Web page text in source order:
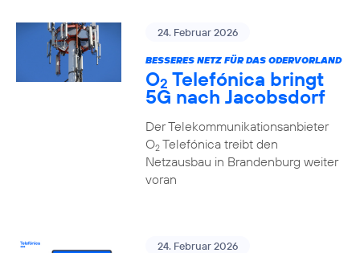
24. Februar 2026
BESSERES NETZ FÜR DAS ODERVORLAND
O2 Telefónica bringt
5G nach Jacobsdorf
Der Telekommunikationsanbieter
O2Telefónica treibt den
Netzausbau in Brandenburg weiter
voran
24. Februar 2026